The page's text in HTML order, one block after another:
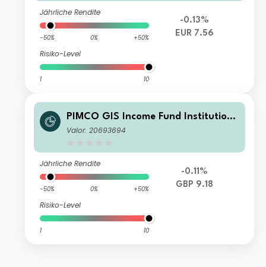
Jährliche Rendite
-50% 0% +50%
Risiko-Level
1 10
-0.13%
EUR 7.56
PIMCO GIS Income Fund Institutiona
l GBP (Hedged) Income
Valor: 20693694
Jährliche Rendite
-50% 0% +50%
Risiko-Level
1 10
-0.11%
GBP 9.18